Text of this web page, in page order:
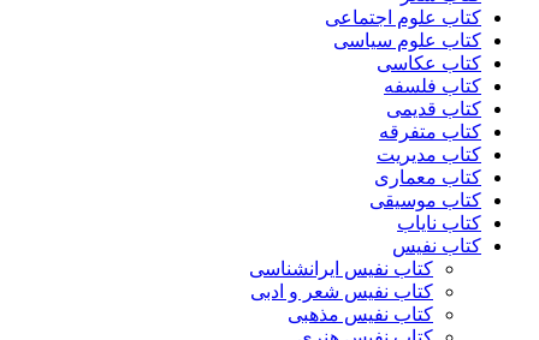
کتاب علوم اجتماعی
کتاب علوم سیاسی
کتاب عکاسی
کتاب فلسفه
کتاب قدیمی
کتاب متفرقه
کتاب مدیریت
کتاب معماری
کتاب موسیقی
کتاب نایاب
کتاب نفیس
کتاب نفیس ایرانشناسی
کتاب نفیس شعر و ادبی
کتاب نفیس مذهبی